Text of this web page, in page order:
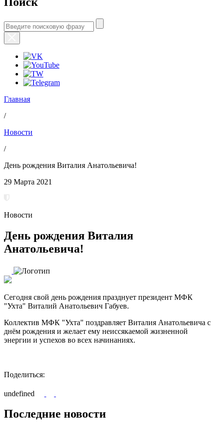
Главная
/
Новости
/
День рождения Виталия Анатольевича!
29 Марта 2021
Новости
День рождения Виталия
Анатольевича!
Сегодня свой день рождения празднует президент МФК
"Ухта" Виталий Анатольевич Габуев.
Коллектив МФК "Ухта" поздравляет Виталия Анатольевича с
днём рождения и желает ему неиссякаемой жизненной
энергии и успехов во всех начинаниях.
Поделиться:
undefined
Последние новости